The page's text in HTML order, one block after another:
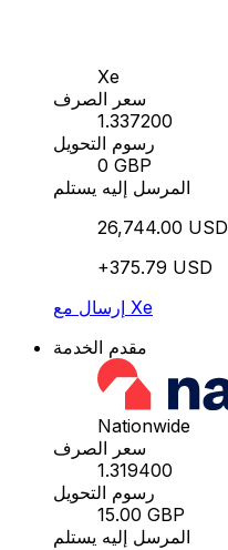
Xe
سعر الصرف
1.337200
رسوم التحويل
0 GBP
المرسل إليه يستلم
26,744.00 USD
+375.79 USD
إرسال مع Xe
مقدم الخدمة
Nationwide
سعر الصرف
1.319400
رسوم التحويل
15.00 GBP
المرسل إليه يستلم